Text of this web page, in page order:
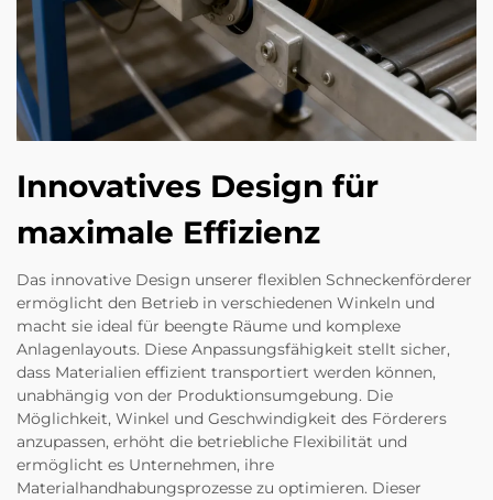
Innovatives Design für
maximale Effizienz
Das innovative Design unserer flexiblen Schneckenförderer
ermöglicht den Betrieb in verschiedenen Winkeln und
macht sie ideal für beengte Räume und komplexe
Anlagenlayouts. Diese Anpassungsfähigkeit stellt sicher,
dass Materialien effizient transportiert werden können,
unabhängig von der Produktionsumgebung. Die
Möglichkeit, Winkel und Geschwindigkeit des Förderers
anzupassen, erhöht die betriebliche Flexibilität und
ermöglicht es Unternehmen, ihre
Materialhandhabungsprozesse zu optimieren. Dieser